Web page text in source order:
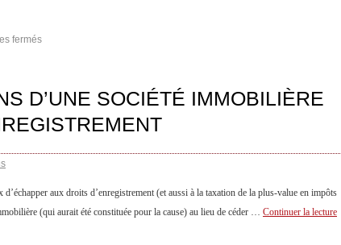
fermés
D’UNE SOCIÉTÉ IMMOBILIÈRE
aux droits d’enregistrement (et aussi à la taxation de la plus-value en impôts
(qui aurait été constituée pour la cause) au lieu de céder … Continuer la lecture